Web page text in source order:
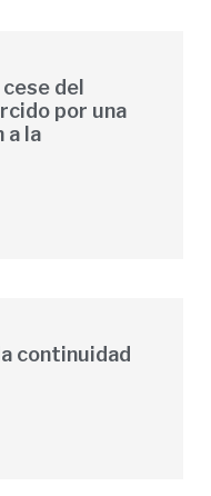
del
por una
a la
continuidad